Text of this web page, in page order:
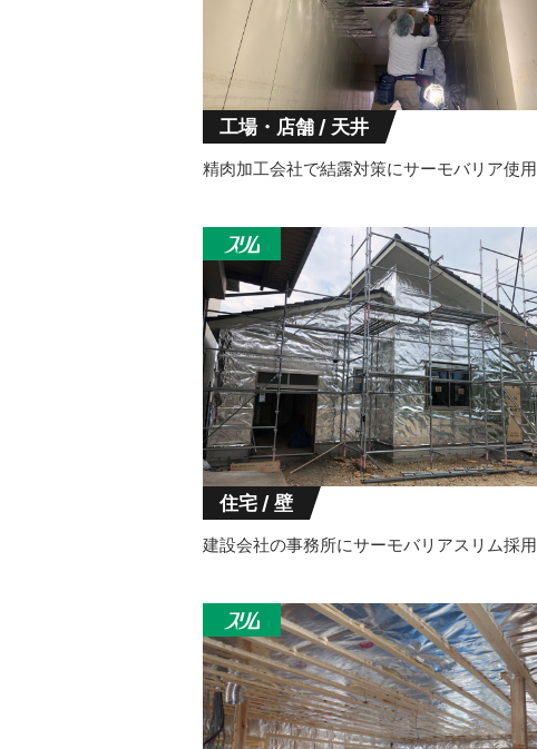
工場・店舗 / 天井
精肉加工会社で結露対策にサーモバリア使用
住宅 / 壁
建設会社の事務所にサーモバリアスリム採用